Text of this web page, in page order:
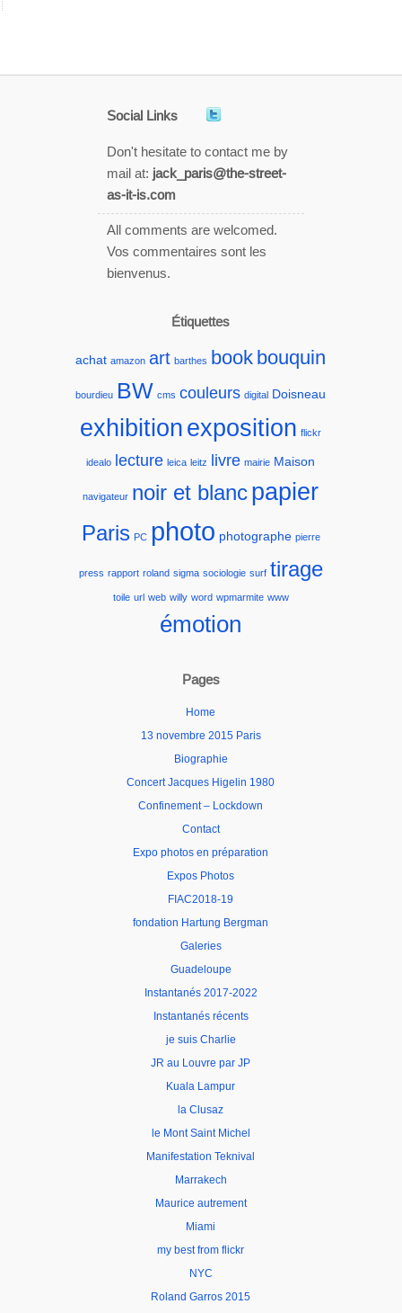
Social Links
Don't hesitate to contact me by
mail at: jack_paris@the-street-
as-it-is.com
All comments are welcomed.
Vos commentaires sont les
bienvenus.
Étiquettes
achat amazon art barthes book bouquin
bourdieu BW cms couleurs digital Doisneau
exhibition exposition flickr
idealo lecture leica leitz livre mairie Maison
navigateur noir et blancpapier
Paris PC photo photographe pierre
press rapport roland sigma sociologie surf tirage
toile url web willy word wpmarmite www
émotion
Pages
Home
13 novembre 2015 Paris
Biographie
Concert Jacques Higelin 1980
Confinement – Lockdown
Contact
Expo photos en préparation
Expos Photos
FIAC2018-19
fondation Hartung Bergman
Galeries
Guadeloupe
Instantanés 2017-2022
Instantanés récents
je suis Charlie
JR au Louvre par JP
Kuala Lampur
la Clusaz
le Mont Saint Michel
Manifestation Teknival
Marrakech
Maurice autrement
Miami
my best from flickr
NYC
Roland Garros 2015